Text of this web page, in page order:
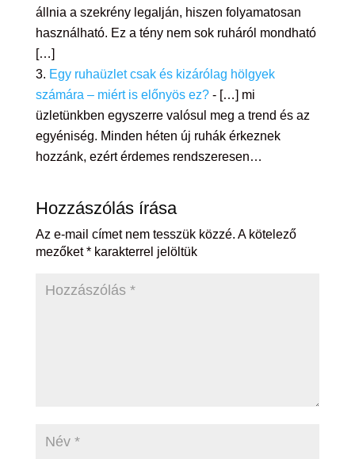
állnia a szekrény legalján, hiszen folyamatosan
használható. Ez a tény nem sok ruháról mondható
[…]
Egy ruhaüzlet csak és kizárólag hölgyek
számára – miért is előnyös ez?- […] mi
üzletünkben egyszerre valósul meg a trend és az
egyéniség. Minden héten új ruhák érkeznek
hozzánk, ezért érdemes rendszeresen…
Hozzászólás írása
Az e-mail címet nem tesszük közzé. A kötelező
mezőket*karakterrel jelöltük